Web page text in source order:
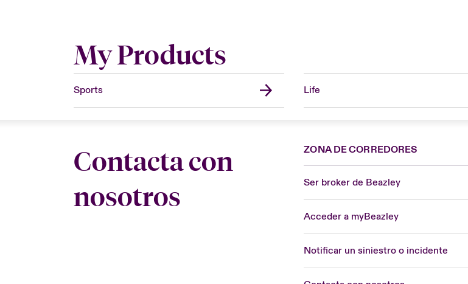
My Products
Sports Life
Contacta con
nosotros
ZONA DE CORREDORES
Ser broker de Beazley
Acceder a myBeazley
Notificar un siniestro o incidente